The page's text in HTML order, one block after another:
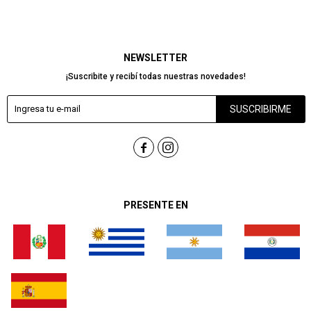
PRESENTE EN
NEWSLETTER
¡Suscribite y recibí todas nuestras novedades!
SUSCRIBIRME
 